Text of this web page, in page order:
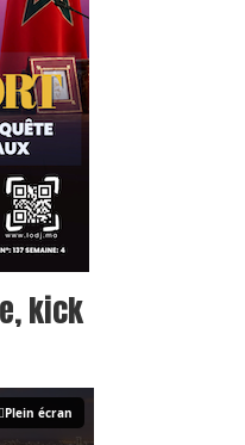
kick
Plein écran